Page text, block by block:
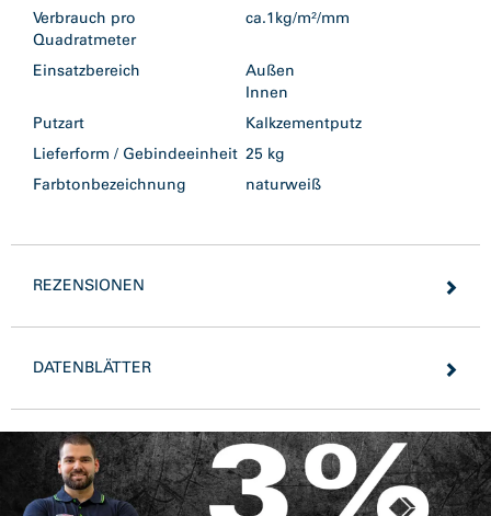
Verbrauch pro
Quadratmeter
ca.1kg/m²/mm
Einsatzbereich
Außen
Innen
Putzart
Kalkzementputz
Lieferform / Gebindeeinheit 25 kg
Farbtonbezeichnung
naturweiß
REZENSIONEN
DATENBLÄTTER